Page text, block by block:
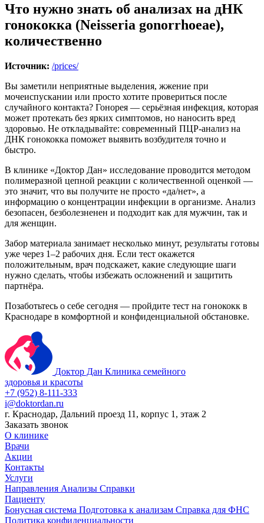
Что нужно знать об анализах на дНК
гонококка (Neisseria gonorrhoeae),
количественно
Источник: /prices/
Вы заметили неприятные выделения, жжение при
мочеиспускании или просто хотите провериться после
случайного контакта? Гонорея — серьёзная инфекция, которая
может протекать без ярких симптомов, но наносить вред
здоровью. Не откладывайте: современный ПЦР-анализ на
ДНК гонококка поможет выявить возбудителя точно и
быстро.
В клинике «Доктор Дан» исследование проводится методом
полимеразной цепной реакции с количественной оценкой —
это значит, что вы получите не просто «да/нет», а
информацию о концентрации инфекции в организме. Анализ
безопасен, безболезненен и подходит как для мужчин, так и
для женщин.
Забор материала занимает несколько минут, результаты готовы
уже через 1–2 рабочих дня. Если тест окажется
положительным, врач подскажет, какие следующие шаги
нужно сделать, чтобы избежать осложнений и защитить
партнёра.
Позаботьтесь о себе сегодня — пройдите тест на гонококк в
Краснодаре в комфортной и конфиденциальной обстановке.
Доктор Дан Клиника семейного
здоровья и красоты
+7 (952) 8-111-333
i@doktordan.ru
г. Краснодар, Дальний проезд 11, корпус 1, этаж 2
Заказать звонок
О клинике
Врачи
Акции
Контакты
Услуги
Направления Анализы Справки
Пациенту
Бонусная система Подготовка к анализам Справка для ФНС
Политика конфиденциальности